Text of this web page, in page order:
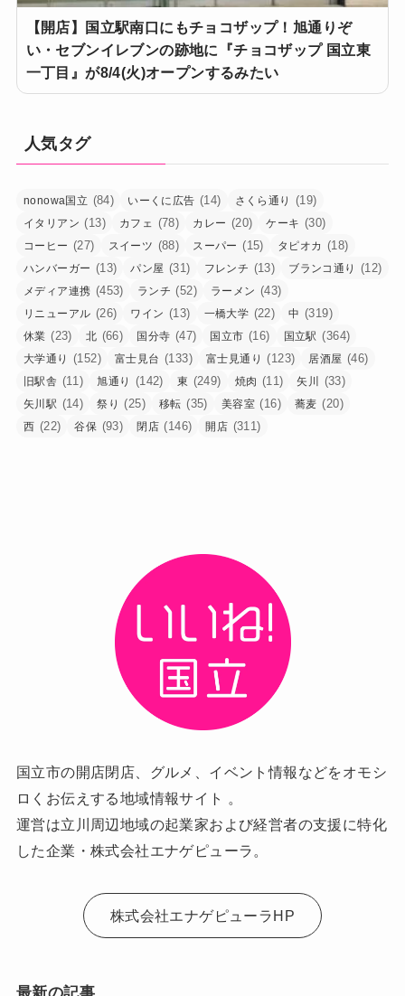
【開店】国立駅南口にもチョコザップ！旭通りぞ
い・セブンイレブンの跡地に『チョコザップ 国立東
一丁目』が8/4(火)オープンするみたい
人気タグ
nonowa国立 (84) いーくに広告 (14) さくら通り (19)
イタリアン (13) カフェ (78) カレー (20) ケーキ (30)
コーヒー (27) スイーツ (88) スーパー (15) タピオカ (18)
ハンバーガー (13) パン屋 (31) フレンチ (13) ブランコ通り (12)
メディア連携 (453) ランチ (52) ラーメン (43)
リニューアル (26) ワイン (13) 一橋大学 (22) 中 (319)
休業 (23) 北 (66) 国分寺 (47) 国立市 (16) 国立駅 (364)
大学通り (152) 富士見台 (133) 富士見通り (123) 居酒屋 (46)
旧駅舎 (11) 旭通り (142) 東 (249) 焼肉 (11) 矢川 (33)
矢川駅 (14) 祭り (25) 移転 (35) 美容室 (16) 蕎麦 (20)
西 (22) 谷保 (93) 閉店 (146) 開店 (311)
国立市の開店閉店、グルメ、イベント情報などをオモシ
ロくお伝えする地域情報サイト 。
運営は立川周辺地域の起業家および経営者の支援に特化
した企業・株式会社エナゲピューラ。
株式会社エナゲピューラHP
最新の記事